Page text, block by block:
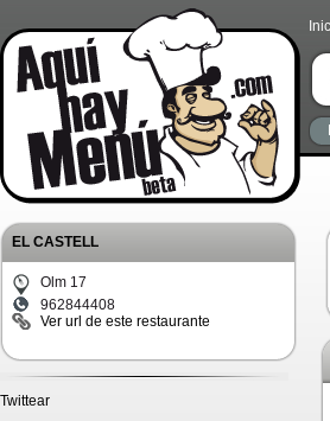
EL CASTELL
Olm 17
962844408
Ver url de este restaurante
Twittear